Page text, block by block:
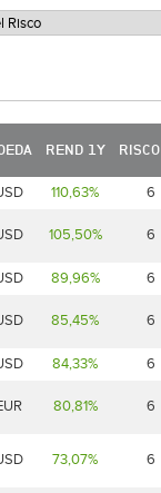
REND 1Y
110,63% 6
105,50% 6
89,96% 6
85,45% 6
84,33% 6
80,81% 6
73,07% 6